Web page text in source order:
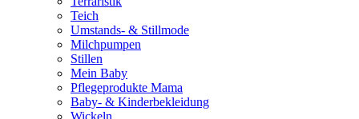
Teich
Umstands- & Stillmode
Milchpumpen
Stillen
Mein Baby
Pflegeprodukte Mama
Baby- & Kinderbekleidung
Wickeln